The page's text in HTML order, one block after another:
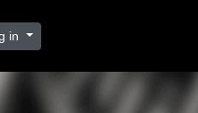
in